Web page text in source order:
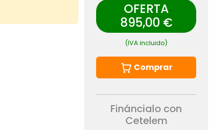
OFERTA
895,00 €
(IVA incluido)
Comprar
Fináncialo con
Cetelem